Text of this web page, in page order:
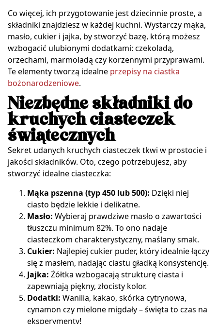
Co więcej, ich przygotowanie jest dziecinnie proste, a
składniki znajdziesz w każdej kuchni. Wystarczy mąka,
masło, cukier i jajka, by stworzyć bazę, którą możesz
wzbogacić ulubionymi dodatkami: czekoladą,
orzechami, marmoladą czy korzennymi przyprawami.
Te elementy tworzą idealne przepisy na ciastka
bożonarodzeniowe.
Niezbędne składniki do
kruchych ciasteczek
świątecznych
Sekret udanych kruchych ciasteczek tkwi w prostocie i
jakości składników. Oto, czego potrzebujesz, aby
stworzyć idealne ciasteczka:
Mąka pszenna (typ 450 lub 500): Dzięki niej
ciasto będzie lekkie i delikatne.
Masło: Wybieraj prawdziwe masło o zawartości
tłuszczu minimum 82%. To ono nadaje
ciasteczkom charakterystyczny, maślany smak.
Cukier: Najlepiej cukier puder, który idealnie łączy
się z masłem, nadając ciastu gładką konsystencję.
Jajka: Żółtka wzbogacają strukturę ciasta i
zapewniają piękny, złocisty kolor.
Dodatki: Wanilia, kakao, skórka cytrynowa,
cynamon czy mielone migdały – święta to czas na
eksperymenty!